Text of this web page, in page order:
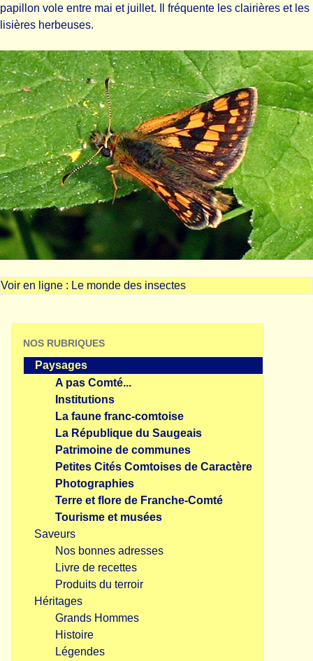
papillon vole entre mai et juillet. Il fréquente les clairières et les
lisières herbeuses.
Voir en ligne : Le monde des insectes
NOS RUBRIQUES
Paysages
A pas Comté...
Institutions
La faune franc-comtoise
La République du Saugeais
Patrimoine de communes
Petites Cités Comtoises de Caractère
Photographies
Terre et flore de Franche-Comté
Tourisme et musées
Saveurs
Nos bonnes adresses
Livre de recettes
Produits du terroir
Héritages
Grands Hommes
Histoire
Légendes